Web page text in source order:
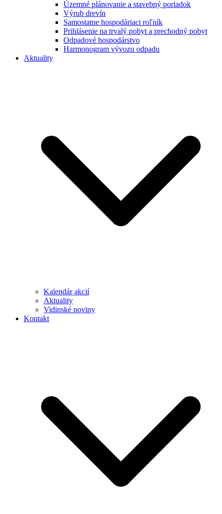
Územné plánovanie a stavebný poriadok
Výrub drevín
Samostatne hospodáriaci roľník
Prihlásenie na trvalý pobyt a prechodný pobyt
Odpadové hospodárstvo
Harmonogram vývozu odpadu
Aktuality
Kalendár akcií
Aktuality
Vidinské noviny
Kontakt